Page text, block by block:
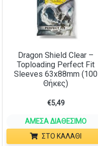
Dragon Shield Clear –
Toploading Perfect Fit
Sleeves 63x88mm (100
Θήκες)
€5,49
ΆΜΕΣΑ ΔΙΑΘΈΣΙΜΟ
ΣΤΟ ΚΑΛΆΘΙ